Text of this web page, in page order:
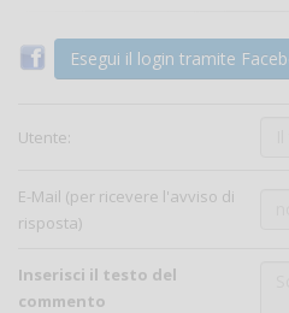
Esegui il login tramite
Utente:
E-Mail (per ricevere l'avviso di
risposta)
Inserisci il testo del
commento